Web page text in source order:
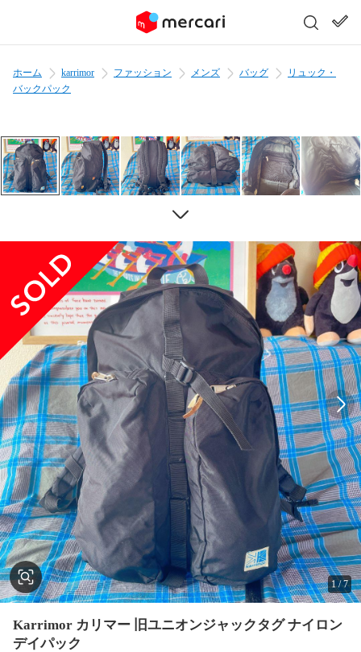
ホーム karrimor ファッション メンズ バッグ
リュック・
バックパック
1/7
Karrimor カリマー 旧ユニオンジャックタグ ナイロン
デイパック